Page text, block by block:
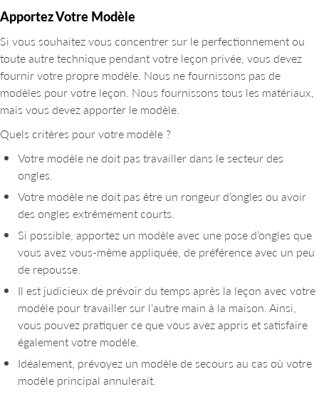
Apportez Votre Modèle
Si vous souhaitez vous concentrer sur le perfectionnement ou
toute autre technique pendant votre leçon privée, vous devez
fournir votre propre modèle. Nous ne fournissons pas de
modèles pour votre leçon. Nous fournissons tous les matériaux,
mais vous devez apporter le modèle.
Quels critères pour votre modèle ?
Votre modèle ne doit pas travailler dans le secteur des
ongles.
Votre modèle ne doit pas être un rongeur d’ongles ou avoir
des ongles extrêmement courts.
Si possible, apportez un modèle avec une pose d’ongles que
vous avez vous-même appliquée, de préférence avec un peu
de repousse.
Il est judicieux de prévoir du temps après la leçon avec votre
modèle pour travailler sur l’autre main à la maison. Ainsi,
vous pouvez pratiquer ce que vous avez appris et satisfaire
également votre modèle.
Idéalement, prévoyez un modèle de secours au cas où votre
modèle principal annulerait.